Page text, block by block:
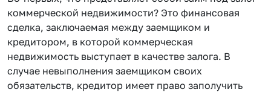
коммерческой недвижимости? Это финансовая
сделка, заключаемая между заемщиком и
кредитором, в которой коммерческая
недвижимость выступает в качестве залога. В
случае невыполнения заемщиком своих
обязательств, кредитор имеет право заполучить